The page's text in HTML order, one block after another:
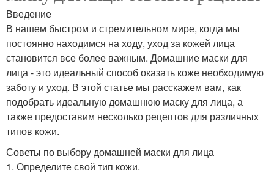
Введение
В нашем быстром и стремительном мире, когда мы
постоянно находимся на ходу, уход за кожей лица
становится все более важным. Домашние маски для
лица - это идеальный способ оказать коже необходимую
заботу и уход. В этой статье мы расскажем вам, как
подобрать идеальную домашнюю маску для лица, а
также предоставим несколько рецептов для различных
типов кожи.
Советы по выбору домашней маски для лица
1. Определите свой тип кожи.